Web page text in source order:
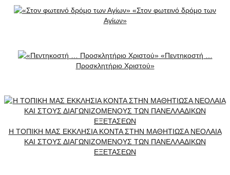
«Στον φωτεινό δρόμο των
Αγίων»
«Πεντηκοστή …
Προσκλητήριο Χριστού»
Η ΤΟΠΙΚΗ ΜΑΣ ΕΚΚΛΗΣΙΑ ΚΟΝΤΑ ΣΤΗΝ ΜΑΘΗΤΙΩΣΑ ΝΕΟΛΑΙΑ
ΚΑΙ ΣΤΟΥΣ ΔΙΑΓΩΝΙΖΟΜΕΝΟΥΣ ΤΩΝ ΠΑΝΕΛΛΑΔΙΚΩΝ
ΕΞΕΤΑΣΕΩΝ